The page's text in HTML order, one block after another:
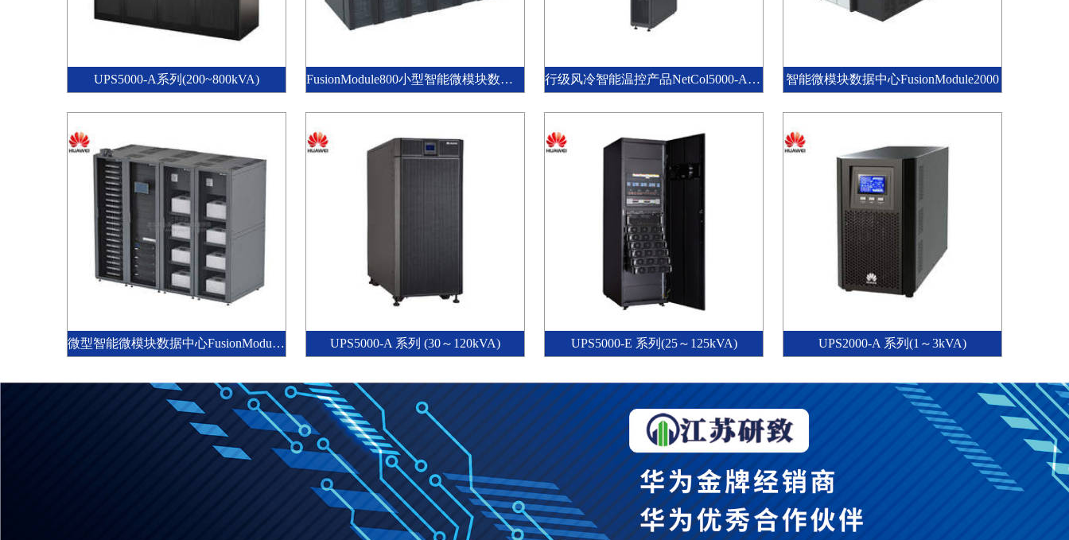
UPS5000-A系列(200~800kVA) FusionModule800小型智能微模块数据中心 行级风冷智能温控产品NetCol5000-A025H 智能微模块数据中心FusionModule2000
微型智能微模块数据中心FusionModule500 UPS5000-A 系列 (30～120kVA) UPS5000-E 系列(25～125kVA) UPS2000-A 系列(1～3kVA)